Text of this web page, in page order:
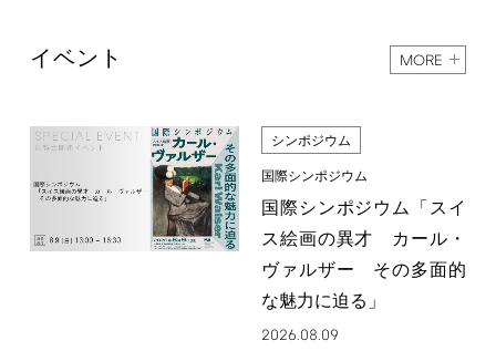
イベント MORE
シンポジウム
国際シンポジウム
国際シンポジウム「スイ
ス絵画の異才 カール・
ヴァルザー その多面的
な魅力に迫る」
2026.08.09